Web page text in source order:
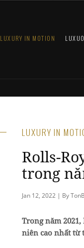
LUXURY IN MOTION
LUXURY IN
Rolls-
trong
Jan 12, 2022 | By
Trong năm
niên cao nhất từ